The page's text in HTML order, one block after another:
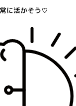
に活かそう♡